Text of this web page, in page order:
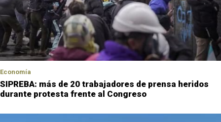
Economía
SIPREBA: más de 20 trabajadores de prensa heridos
durante protesta frente al Congreso